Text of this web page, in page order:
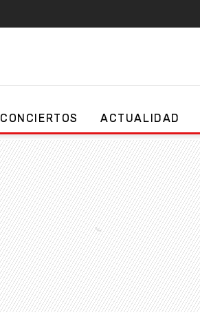
CONCIERTOS ACTUALIDAD